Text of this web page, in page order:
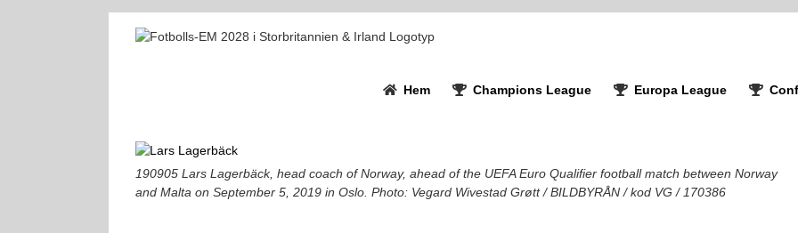
Hem Champions League Europa League
190905 Lars Lagerbäck, head coach of Norway, ahead of the UEFA Euro Qualifier football match between Norway
and Malta on September 5, 2019 in Oslo. Photo: Vegard Wivestad Grøtt / BILDBYRÅN / kod VG / 170386